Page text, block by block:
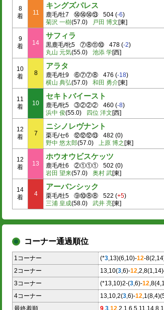
8
着
11
キングズパレス
鹿毛/牡7 ⑭⑭⑭⑬ 504 (-6)
菊沢 一樹(57.0) 戸田 博文[東]
9
着
14
サフィラ
黒鹿毛/牝5 ⑦⑧⑪⑩ 478 (-2)
丸山 元気(55.0) 池添 学[西]
10
着
8
アラタ
鹿毛/牡9 ⑥⑦⑦⑧ 476 (-18)
横山 典弘(57.0) 和田 勇介[東]
11
着
10
セキトバイースト
鹿毛/牝5 ③②②② 460 (-8)
浜中 俊(55.0) 四位 洋文[西]
12
着
7
ニシノレヴナント
栗毛/セ6 ⑫⑫⑫⑬ 482 (0)
野中 悠太郎(57.0) 上原 博之[東]
12
着
13
ホウオウビスケッツ
鹿毛/牡6 ②①①① 502 (0)
岩田 望来(57.0) 奥村 武[東]
14
着
4
アーバンシック
栗毛/牡5 ⑨⑩⑧⑧ 522 (+5)
三浦 皇成(58.0) 武井 亮[東]
コーナー通過順位
1コーナー (*3 ,13)(6,10)-12-
2コーナー
13,10(3 ,6)-12
3コーナー
(*13,10)2-(3 ,6)-12
4コーナー
13,10,2(3 ,6)-12
最終着順
9 3 12